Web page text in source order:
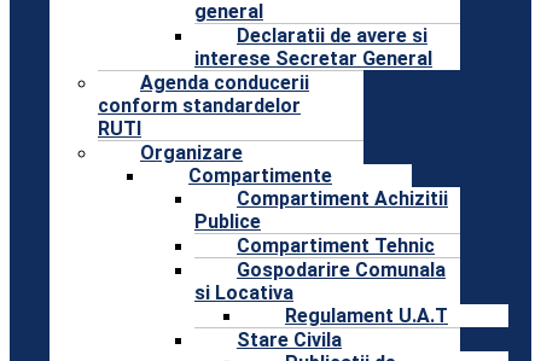
general
Declaratii de avere si
interese Secretar General
Agenda conducerii
conform standardelor
RUTI
Organizare
Compartimente
Compartiment Achizitii
Publice
Compartiment Tehnic
Gospodarire Comunala
si Locativa
Regulament U.A.T
Stare Civila